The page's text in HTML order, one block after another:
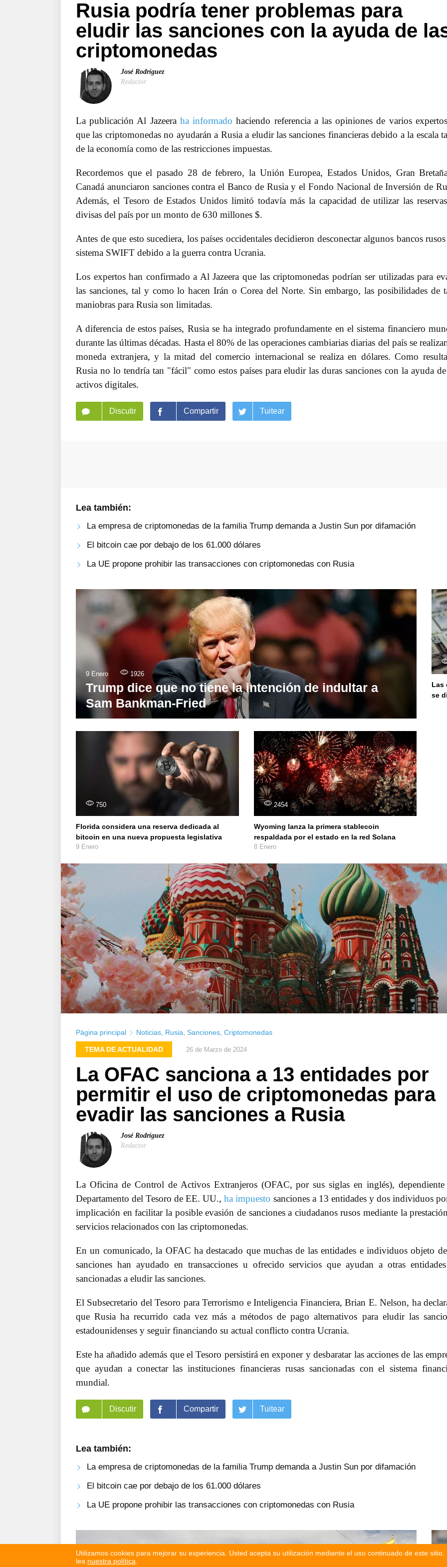
Utilizamos cookies para mejorar su experiencia. Usted acepta su utilización mediante el uso continuado de este
lea nuestra política
Rusia podría tener problemas para
eludir las sanciones con la ayuda de
criptomonedas
José Rodríguez
Redactor
La publicación Al Jazeera ha informado haciendo referencia a las opiniones de varios
que las criptomonedas no ayudarán a Rusia a eludir las sanciones financieras debido a la escala
de la economía como de las restricciones impuestas.
Recordemos que el pasado 28 de febrero, la Unión Europea, Estados Unidos, Gran
Canadá anunciaron sanciones contra el Banco de Rusia y el Fondo Nacional de Inversión de
Además, el Tesoro de Estados Unidos limitó todavía más la capacidad de utilizar las
divisas del país por un monto de 630 millones $.
Antes de que esto sucediera, los países occidentales decidieron desconectar algunos bancos
sistema SWIFT debido a la guerra contra Ucrania.
Los expertos han confirmado a Al Jazeera que las criptomonedas podrían ser utilizadas para
las sanciones, tal y como lo hacen Irán o Corea del Norte. Sin embargo, las posibilidades de
maniobras para Rusia son limitadas.
A diferencia de estos países, Rusia se ha integrado profundamente en el sistema financiero
durante las últimas décadas. Hasta el 80% de las operaciones cambiarias diarias del país se
moneda extranjera, y la mitad del comercio internacional se realiza en dólares. Como
Rusia no lo tendría tan "fácil" como estos países para eludir las duras sanciones con la ayuda
activos digitales.
Discutir Compartir Tuitear
Lea también:
La empresa de criptomonedas de la familia Trump demanda a Justin Sun por difamación
El bitcoin cae por debajo de los 61.000 dólares
La UE propone prohibir las transacciones con criptomonedas con Rusia
9 Enero 1926
Trump dice que no tiene la intención de indultar a
Sam Bankman-Fried
Las
se
750
Florida considera una reserva dedicada al
bitcoin en una nueva propuesta legislativa
9 Enero
2454
Wyoming lanza la primera stablecoin
respaldada por el estado en la red Solana
8 Enero
Página principal Noticias Rusia Sanciones Criptomonedas
TEMA DE ACTUALIDAD 26 de Marzo de 2024
La OFAC sanciona a 13 entidades por
permitir el uso de criptomonedas para
evadir las sanciones a Rusia
José Rodríguez
Redactor
La Oficina de Control de Activos Extranjeros (OFAC, por sus siglas en inglés),
Departamento del Tesoro de EE. UU.,ha impuesto sanciones a 13 entidades y dos individuos
implicación en facilitar la posible evasión de sanciones a ciudadanos rusos mediante la
servicios relacionados con las criptomonedas.
En un comunicado, la OFAC ha destacado que muchas de las entidades e individuos objeto
sanciones han ayudado en transacciones u ofrecido servicios que ayudan a otras
sancionadas a eludir las sanciones.
El Subsecretario del Tesoro para Terrorismo e Inteligencia Financiera, Brian E. Nelson, ha
que Rusia ha recurrido cada vez más a métodos de pago alternativos para eludir las
estadounidenses y seguir financiando su actual conflicto contra Ucrania.
Este ha añadido además que el Tesoro persistirá en exponer y desbaratar las acciones de las
que ayudan a conectar las instituciones financieras rusas sancionadas con el sistema
mundial.
Discutir Compartir Tuitear
Lea también:
La empresa de criptomonedas de la familia Trump demanda a Justin Sun por difamación
El bitcoin cae por debajo de los 61.000 dólares
La UE propone prohibir las transacciones con criptomonedas con Rusia